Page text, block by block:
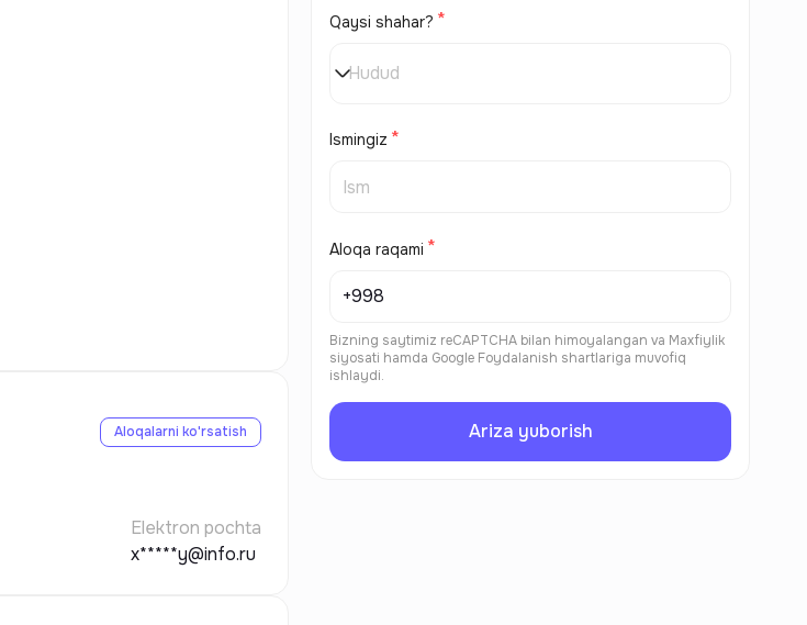
Aloqalarni ko'rsatish
Elektron pochta
x*****y@info.ru
Qaysi shahar?
Hudud
Ismingiz
Aloqa raqami
Bizning saytimiz reCAPTCHA bilan himoyalangan va Maxfiylik
siyosati hamda Google Foydalanish shartlariga muvofiq
ishlaydi.
Ariza yuborish